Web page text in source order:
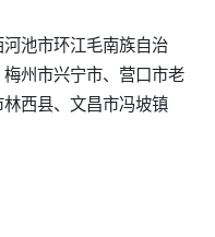
池市环江毛南族自治
州市兴宁市、营口市老
西县、文昌市冯坡镇